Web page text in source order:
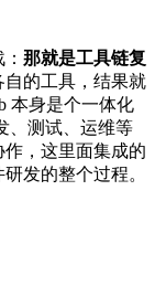
那就是工具链复
自的工具，结果就
本身是个一体化
、测试、运维等
，这里面集成的
发的整个过程。